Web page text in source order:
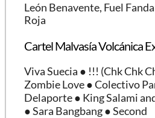
León Benavente, Fuel
Roja
Cartel Malvasía Volcánica
Viva Suecia ● !!! (Chk Chk
Zombie Love ● Colectivo
Delaporte ● King Salami
● Sara Bangbang ● Second